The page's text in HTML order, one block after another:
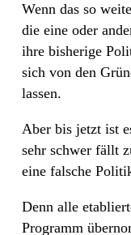
Wenn das so
die eine oder
ihre bisherige
sich von den
lassen.
Aber bis jetzt ist
sehr schwer fällt
eine falsche
Denn alle
Programm